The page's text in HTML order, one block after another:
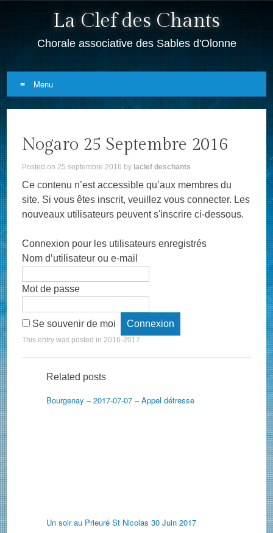
La Clef des Chants
Chorale associative des Sables d'Olonne
Menu
Skip
content
Nogaro 25 Septembre 2016
Posted on25 septembre 2016 by laclef deschants
Ce contenu n’est accessible qu’aux membres du
site. Si vous êtes inscrit, veuillez vous connecter. Les
nouveaux utilisateurs peuvent s'inscrire ci-dessous.
Connexion pour les utilisateurs enregistrés
Nom d’utilisateur ou e-mail
Mot de passe
Se souvenir de moi
This entry was posted in2016-2017.
Related posts
Bourgenay – 2017-07-07 – Appel détresse
Un soir au Prieuré St Nicolas 30 Juin 2017